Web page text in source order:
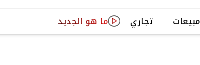
مبيعات تجاري ما هو الجديد